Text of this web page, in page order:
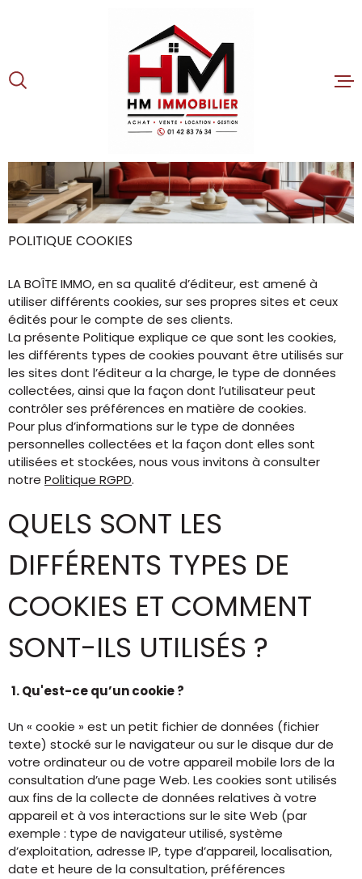
LOCATIONS
CONTACT
POLITIQUE COOKIES
LA BOÎTE IMMO, en sa qualité d’éditeur, est amené à
utiliser différents cookies, sur ses propres sites et ceux
édités pour le compte de ses clients.
La présente Politique explique ce que sont les cookies,
les différents types de cookies pouvant être utilisés sur
les sites dont l’éditeur a la charge, le type de données
collectées, ainsi que la façon dont l’utilisateur peut
contrôler ses préférences en matière de cookies.
Pour plus d’informations sur le type de données
personnelles collectées et la façon dont elles sont
utilisées et stockées, nous vous invitons à consulter
notre Politique RGPD.
QUELS SONT LES
DIFFÉRENTS TYPES DE
COOKIES ET COMMENT
SONT-ILS UTILISÉS ?
1. Qu'est-ce qu’un cookie ?
Un « cookie » est un petit fichier de données (fichier
texte) stocké sur le navigateur ou sur le disque dur de
votre ordinateur ou de votre appareil mobile lors de la
consultation d’une page Web. Les cookies sont utilisés
aux fins de la collecte de données relatives à votre
appareil et à vos interactions sur le site Web (par
exemple : type de navigateur utilisé, système
d’exploitation, adresse IP, type d’appareil, localisation,
date et heure de la consultation, préférences